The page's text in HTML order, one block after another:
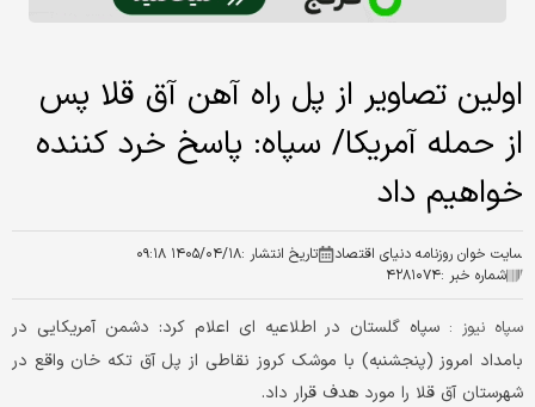
اولین تصاویر از پل راه آهن آق قلا پس
از حمله آمریکا/ سپاه: پاسخ خرد کننده
خواهیم داد
سایت خوان روزنامه دنیای اقتصاد تاریخ انتشار :۱۴۰۵/۰۴/۱۸ ۰۹:۱۸
شماره خبر :۴۲۸۱۰۷۴
سپاه نیوز : سپاه گلستان در اطلاعیه ای اعلام کرد: دشمن آمریکایی در
بامداد امروز (پنجشنبه) با موشک کروز نقاطی از پل آق تکه خان واقع در
شهرستان آق قلا را مورد هدف قرار داد.